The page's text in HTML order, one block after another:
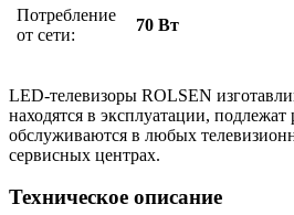
Потребление
от сети:
70 Вт
LED-телевизоры ROLSEN
находятся в эксплуатации, подлежат
обслуживаются в любых
сервисных центрах.
Техническое описание